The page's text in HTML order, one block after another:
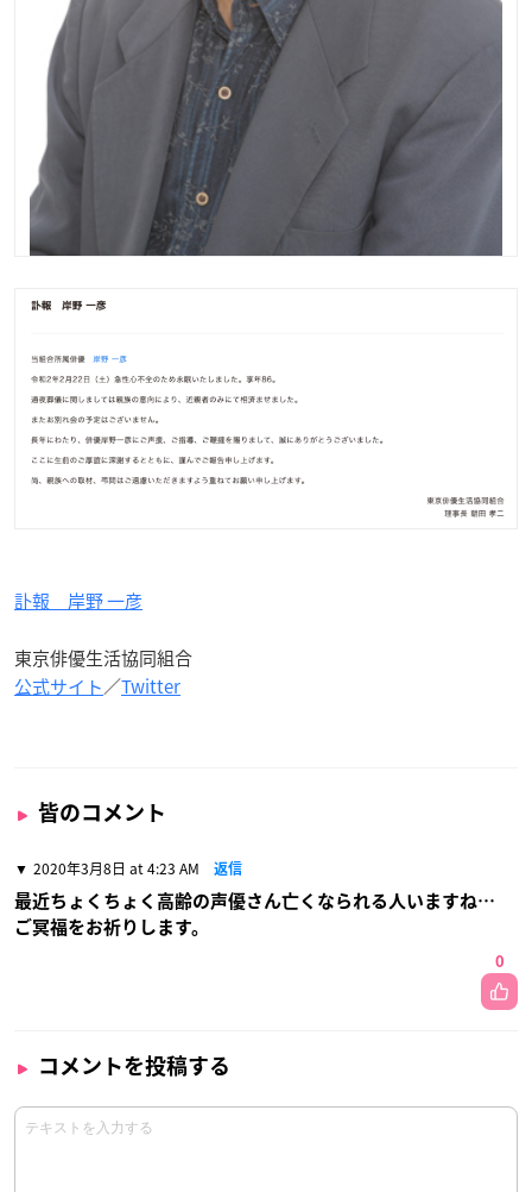
訃報 岸野 一彦
東京俳優生活協同組合
公式サイト／Twitter
皆のコメント
2020年3月8日 at 4:23 AM 返信
最近ちょくちょく高齢の声優さん亡くなられる人いますね…
ご冥福をお祈りします。
0
コメントを投稿する